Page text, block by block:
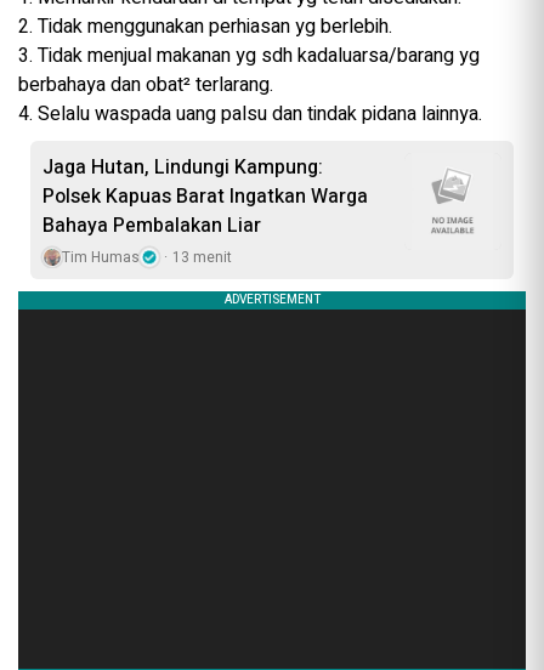
2. Tidak menggunakan perhiasan yg berlebih.
3. Tidak menjual makanan yg sdh kadaluarsa/barang yg
berbahaya dan obat² terlarang.
4. Selalu waspada uang palsu dan tindak pidana lainnya.
Jaga Hutan, Lindungi Kampung:
Polsek Kapuas Barat Ingatkan Warga
Bahaya Pembalakan Liar
Tim Humas 13 menit